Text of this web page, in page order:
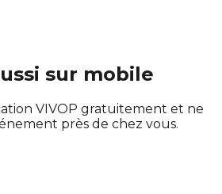
sur mobile
VIVOP gratuitement et ne
près de chez vous.